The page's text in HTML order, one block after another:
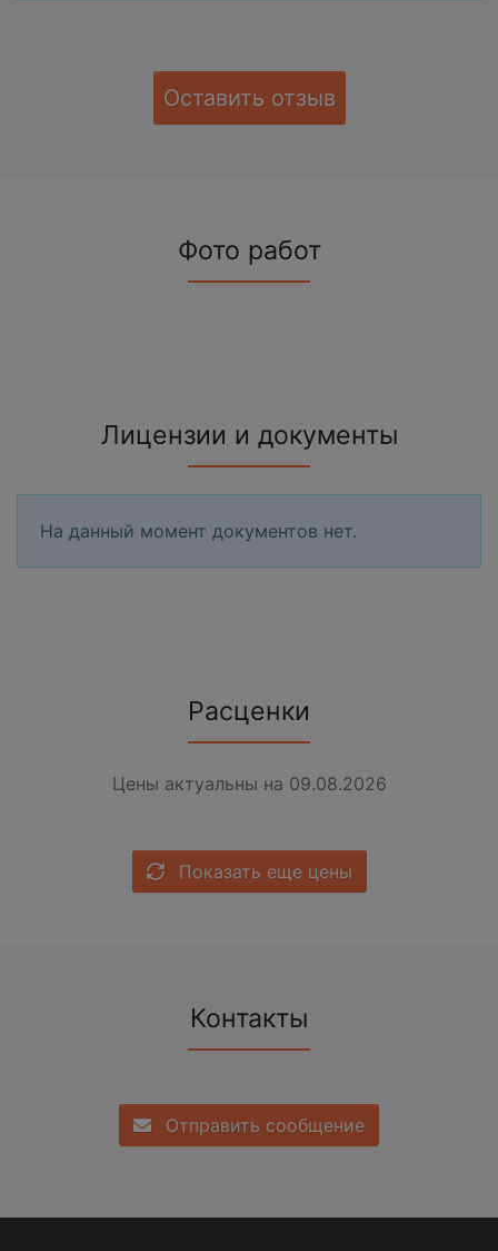
Оставить отзыв
Фото работ
Лицензии и документы
На данный момент документов нет.
Расценки
Цены актуальны на 09.08.2026
Показать еще цены
Контакты
Отправить сообщение